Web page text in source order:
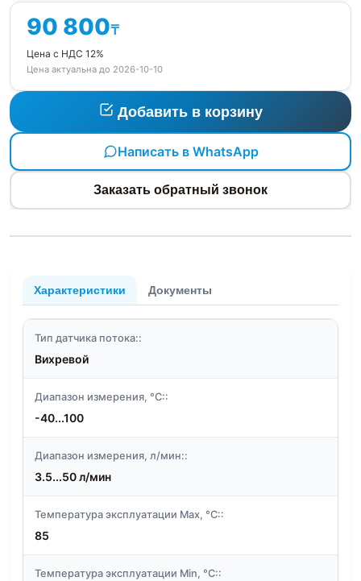
90 800₸
Цена с НДС 12%
Цена актуальна до 2026-10-10
Добавить в корзину
Написать в WhatsApp
Заказать обратный звонок
Характеристики Документы
Тип датчика потока::
Вихревой
Диапазон измерения, °C::
-40...100
Диапазон измерения, л/мин::
3.5...50 л/мин
Температура эксплуатации Max, °C::
85
Температура эксплуатации Min, °C::